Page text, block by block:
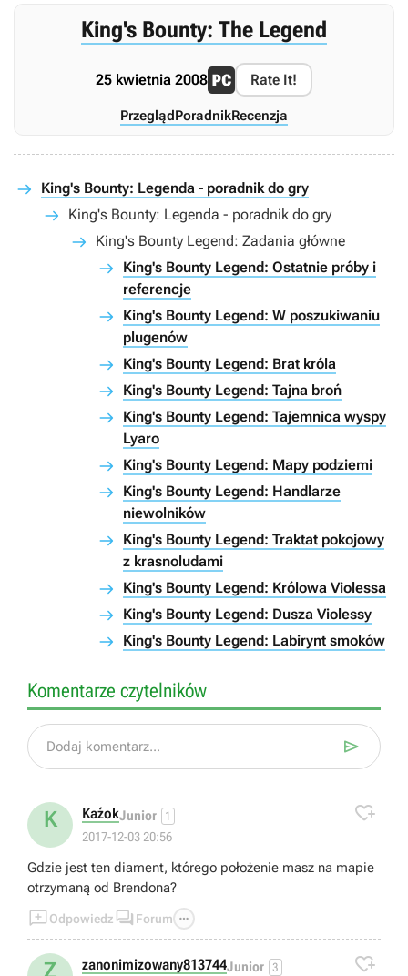
King's Bounty: The Legend
25 kwietnia 2008 Rate It!
PrzeglądPoradnikRecenzja
King's Bounty: Legenda - poradnik do gry
King's Bounty: Legenda - poradnik do gry
King's Bounty Legend: Zadania główne
King's Bounty Legend: Ostatnie próby i
referencje
King's Bounty Legend: W poszukiwaniu
plugenów
King's Bounty Legend: Brat króla
King's Bounty Legend: Tajna broń
King's Bounty Legend: Tajemnica wyspy
Lyaro
King's Bounty Legend: Mapy podziemi
King's Bounty Legend: Handlarze
niewolników
King's Bounty Legend: Traktat pokojowy
z krasnoludami
King's Bounty Legend: Królowa Violessa
King's Bounty Legend: Dusza Violessy
King's Bounty Legend: Labirynt smoków
Komentarze czytelników
Dodaj komentarz... 
K KaźokJunior 1
2017-12-03 20:56

Gdzie jest ten diament, którego położenie masz na mapie
otrzymaną od Brendona?
Odpowiedz  Forum 
Z zanonimizowany813744Junior 3 